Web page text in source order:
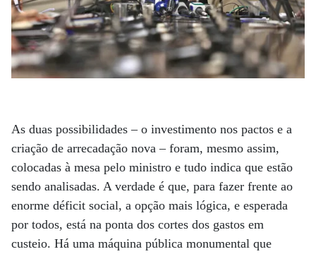
As duas possibilidades – o investimento nos pactos e a
criação de arrecadação nova – foram, mesmo assim,
colocadas à mesa pelo ministro e tudo indica que estão
sendo analisadas. A verdade é que, para fazer frente ao
enorme déficit social, a opção mais lógica, e esperada
por todos, está na ponta dos cortes dos gastos em
custeio. Há uma máquina pública monumental que